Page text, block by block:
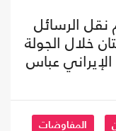
نقل الرسائل
خلال الجولة
الإيراني عباس
المفاوضات